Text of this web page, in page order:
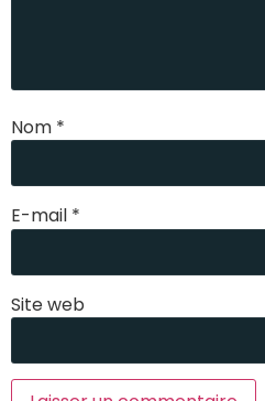
Nom *
E-mail *
Site web